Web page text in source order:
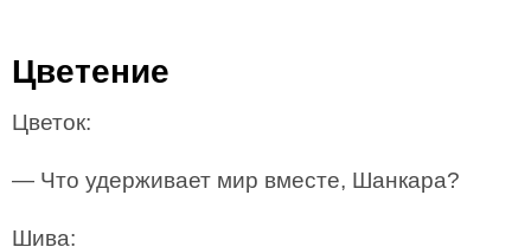
Цветение
Цветок:
— Что удерживает мир вместе, Шанкара?
Шива: